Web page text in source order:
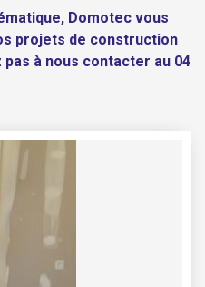
Domotec vous
projets de construction
à nous contacter au 04